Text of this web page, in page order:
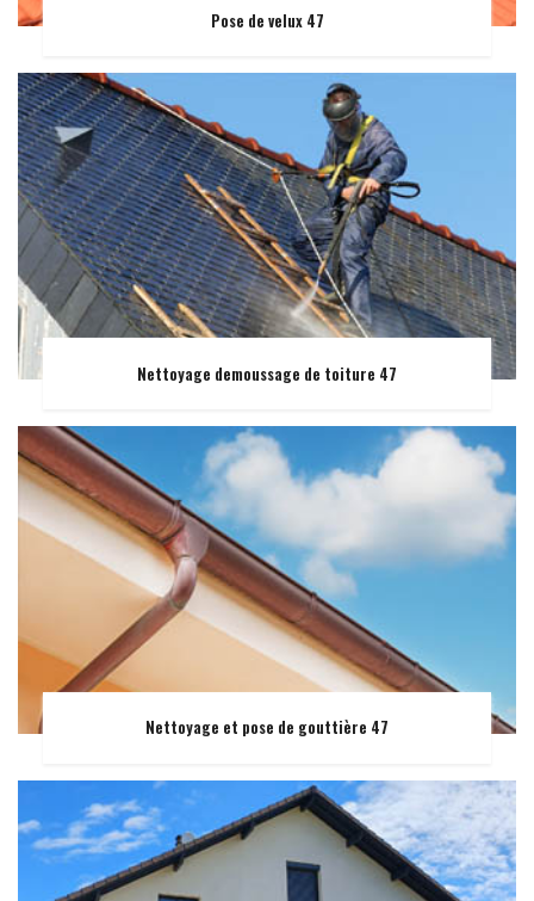
Pose de velux 47
Nettoyage demoussage de toiture 47
Nettoyage et pose de gouttière 47